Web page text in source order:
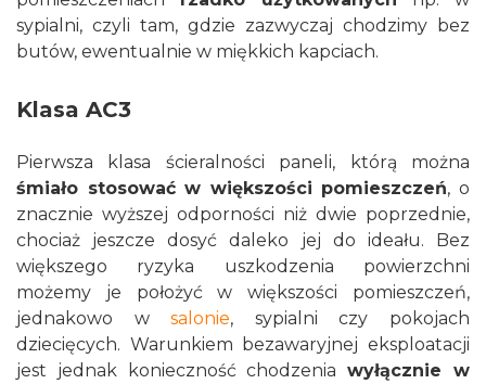
sypialni, czyli tam, gdzie zazwyczaj chodzimy bez
butów, ewentualnie w miękkich kapciach.
Klasa AC3
Pierwsza klasa ścieralności paneli, którą można
śmiało stosować w większości pomieszczeń, o
znacznie wyższej odporności niż dwie poprzednie,
chociaż jeszcze dosyć daleko jej do ideału. Bez
większego ryzyka uszkodzenia powierzchni
możemy je położyć w większości pomieszczeń,
jednakowo wsalonie, sypialni czy pokojach
dziecięcych. Warunkiem bezawaryjnej eksploatacji
jest jednak konieczność chodzeniawyłącznie w